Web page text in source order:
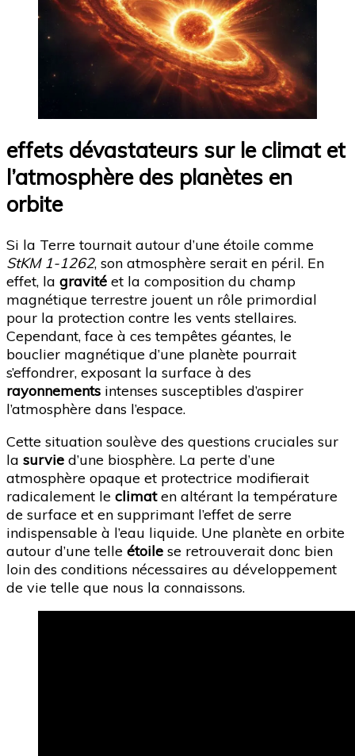
effets dévastateurs sur le climat et
l’atmosphère des planètes en
orbite
Si la Terre tournait autour d’une étoile comme
StKM 1-1262, son atmosphère serait en péril. En
effet, la gravité et la composition du champ
magnétique terrestre jouent un rôle primordial
pour la protection contre les vents stellaires.
Cependant, face à ces tempêtes géantes, le
bouclier magnétique d’une planète pourrait
s’effondrer, exposant la surface à des
rayonnements intenses susceptibles d’aspirer
l’atmosphère dans l’espace.
Cette situation soulève des questions cruciales sur
la survie d’une biosphère. La perte d’une
atmosphère opaque et protectrice modifierait
radicalement le climaten altérant la température
de surface et en supprimant l’effet de serre
indispensable à l’eau liquide. Une planète en orbite
autour d’une telle étoile se retrouverait donc bien
loin des conditions nécessaires au développement
de vie telle que nous la connaissons.